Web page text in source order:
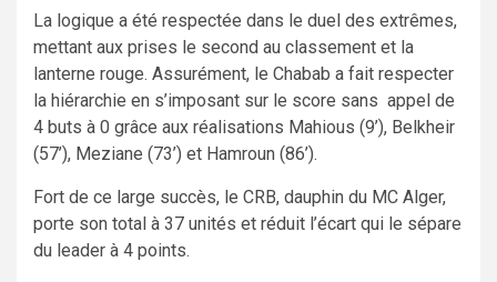
La logique a été respectée dans le duel des extrêmes,
mettant aux prises le second au classement et la
lanterne rouge. Assurément, le Chabab a fait respecter
la hiérarchie en s’imposant sur le score sans appel de
4 buts à 0 grâce aux réalisations Mahious (9’), Belkheir
(57’), Meziane (73’) et Hamroun (86’).
Fort de ce large succès, le CRB, dauphin du MC Alger,
porte son total à 37 unités et réduit l’écart qui le sépare
du leader à 4 points.